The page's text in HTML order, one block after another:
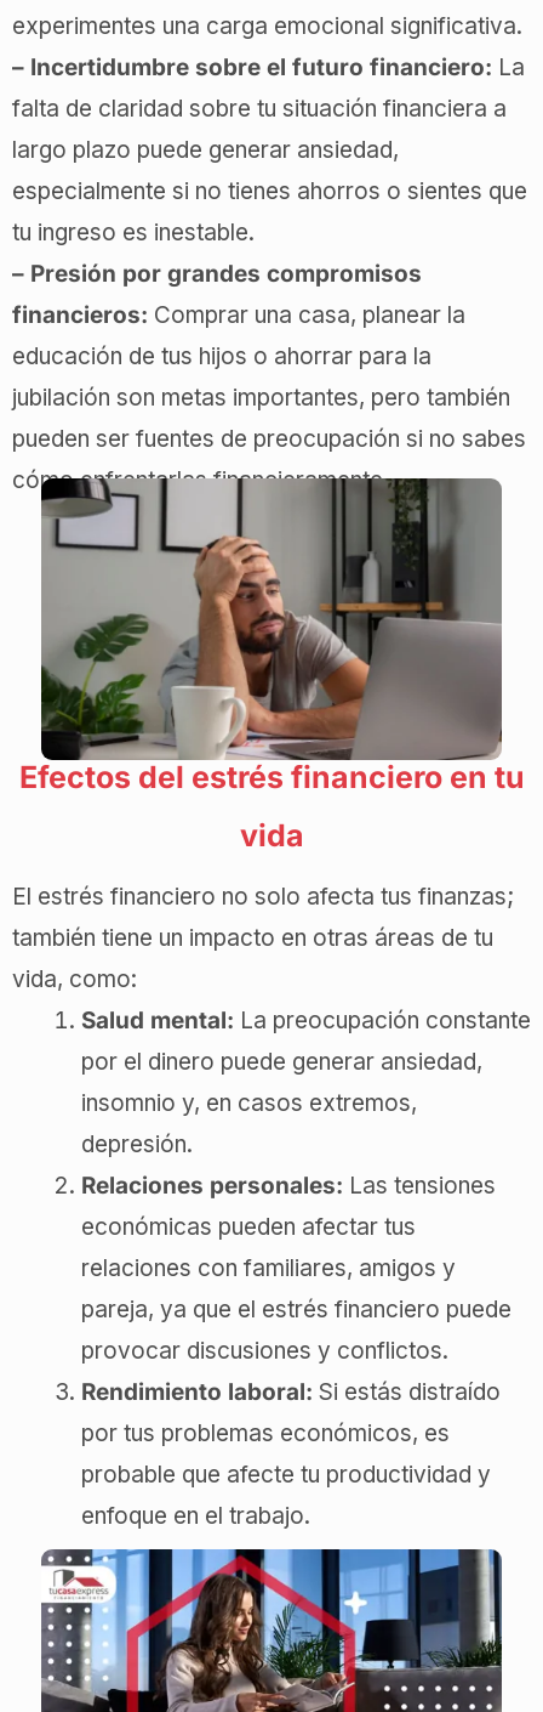
experimentes una carga emocional significativa.
– Incertidumbre sobre el futuro financiero: La
falta de claridad sobre tu situación financiera a
largo plazo puede generar ansiedad,
especialmente si no tienes ahorros o sientes que
tu ingreso es inestable.
– Presión por grandes compromisos
financieros: Comprar una casa, planear la
educación de tus hijos o ahorrar para la
jubilación son metas importantes, pero también
pueden ser fuentes de preocupación si no sabes
cómo enfrentarlas financieramente.
Efectos del estrés financiero en tu
vida
El estrés financiero no solo afecta tus finanzas;
también tiene un impacto en otras áreas de tu
vida, como:
Salud mental: La preocupación constante
por el dinero puede generar ansiedad,
insomnio y, en casos extremos,
depresión.
Relaciones personales: Las tensiones
económicas pueden afectar tus
relaciones con familiares, amigos y
pareja, ya que el estrés financiero puede
provocar discusiones y conflictos.
Rendimiento laboral: Si estás distraído
por tus problemas económicos, es
probable que afecte tu productividad y
enfoque en el trabajo.